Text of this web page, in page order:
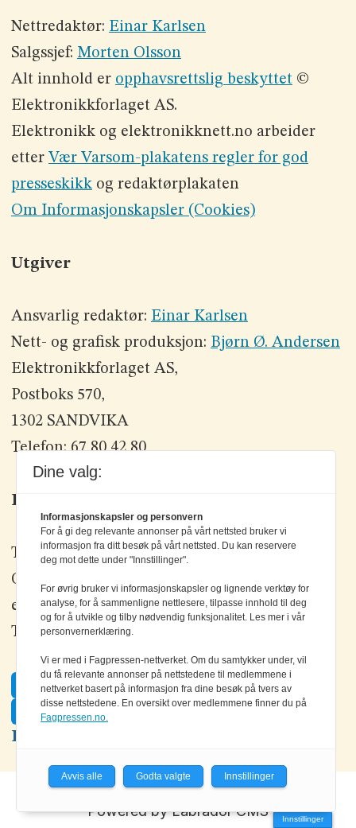
Nettredaktør: Einar Karlsen
Salgssjef: Morten Olsson
Alt innhold er opphavsrettslig beskyttet©
Elektronikkforlaget AS.
Elektronikk og elektronikknett.no arbeider
etter Vær Varsom-plakatens regler for god
presseskikkog redaktørplakaten
Om Informasjonskapsler (Cookies)
Utgiver
Ansvarlig redaktør: Einar Karlsen
Nett- og grafisk produksjon: Bjørn Ø. Andersen
Elektronikkforlaget AS,
Postboks 570,
1302 SANDVIKA
Telefon: 67 80 42 80
Kontakt oss
Tlf: +47 67 80 42 80
Olav Brunborgs vei 6, 1396 Billingstad
epost:elektronikk@elektronikkforlaget.no
Tips oss:tips@elektronikkforlaget.no
Facebook
Twitter
LinkedIn
Powered by Labrador CMS Innstillinger
Dine valg:
Informasjonskapsler og personvern
For å gi deg relevante annonser på vårt nettsted bruker vi
informasjon fra ditt besøk på vårt nettsted. Du kan reservere
deg mot dette under "Innstillinger".
For øvrig bruker vi informasjonskapsler og lignende verktøy for
analyse, for å sammenligne nettlesere, tilpasse innhold til deg
og for å utvikle og tilby nødvendig funksjonalitet. Les mer i vår
personvernerklæring.
Vi er med i Fagpressen-nettverket. Om du samtykker under, vil
du få relevante annonser på nettstedene til medlemmene i
nettverket basert på informasjon fra dine besøk på tvers av
disse nettstedene. En oversikt over medlemmene finner du på
Fagpressen.no.
Avvis alle Godta valgte Innstillinger